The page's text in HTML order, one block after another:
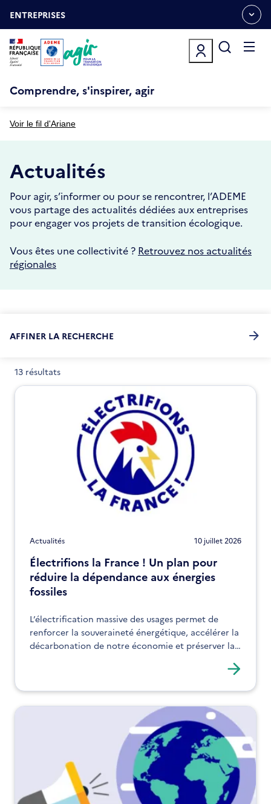
auOUVRIR
LE
MENU
ESPACE
ENTREPRISES
Comprendre, s'inspirer, agir
Voir le fil d'Ariane
Actualités
Pour agir, s’informer ou pour se rencontrer, l’ADEME
vous partage des actualités dédiées aux entreprises
pour engager vos projets de transition écologique.
Vous êtes une collectivité ? Retrouvez nos actualités
régionales
AFFINER LA RECHERCHE
13 résultats
Actualités 10 juillet 2026
Électrifions la France ! Un plan pour
réduire la dépendance aux énergies
fossiles
L’électrification massive des usages permet de
renforcer la souveraineté énergétique, accélérer la
décarbonation de notre économie et préserver la